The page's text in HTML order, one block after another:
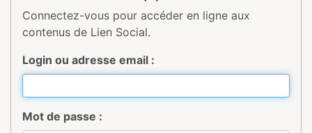
Connectez-vous pour accéder en ligne aux
contenus de Lien Social.
Login ou adresse email :
Mot de passe :